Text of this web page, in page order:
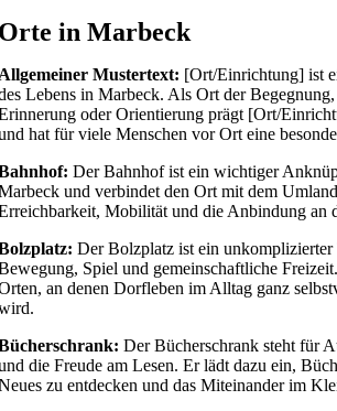
in Marbeck
Mustertext: [Ort/Einrichtung] ist
Lebens in Marbeck. Als Ort der
oder Orientierung prägt [Ort/
hat für viele Menschen vor Ort eine
Der Bahnhof ist ein wichtiger
und verbindet den Ort mit dem
Mobilität und die Anbindung an
Der Bolzplatz ist ein
Spiel und gemeinschaftliche
an denen Dorfleben im Alltag ganz
Der Bücherschrank steht für
die Freude am Lesen. Er lädt dazu ein,
zu entdecken und das Miteinander im